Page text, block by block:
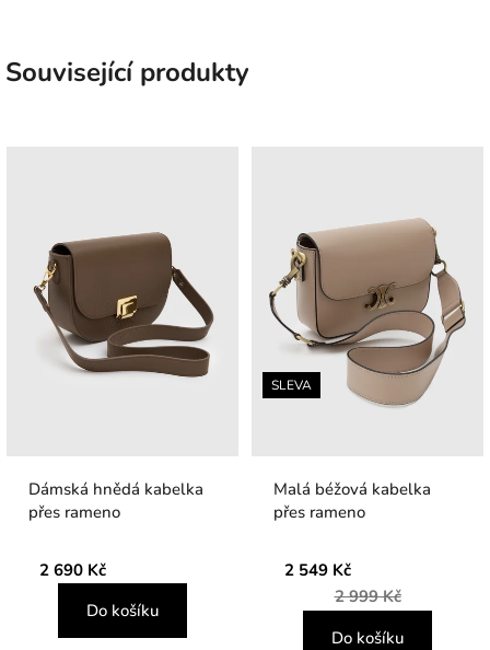
Související produkty
Dámská hnědá kabelka
přes rameno
2 690 Kč
Do košíku
SLEVA
Malá béžová kabelka
přes rameno
2 549 Kč
2 999 Kč
Do košíku